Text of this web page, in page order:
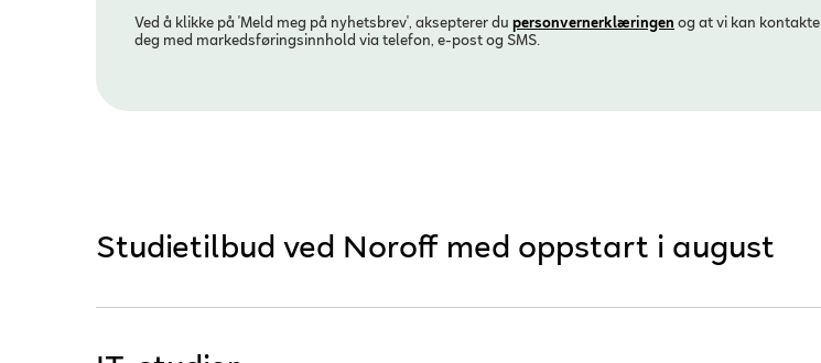
Ved å klikke på 'Meld meg på nyhetsbrev', aksepterer du personvern­erklæringen og at vi kan kontakte
deg med markedsføringsinnhold via telefon, e-post og SMS.
Studietilbud ved Noroff med oppstart i august